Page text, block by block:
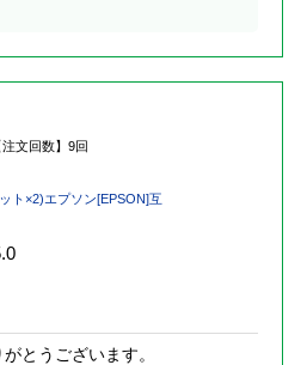
注文回数】 9回
ト×2)エプソン[EPSON]互
とうございます。